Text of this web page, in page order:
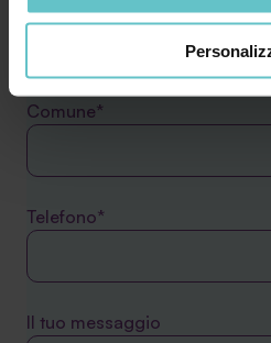
combinarle con altre
che hanno raccolto in base al
cookie potranno essere
quelli tecnici che sono
implementare tutti i cookie.
funzionamento del sito. Per
sopra.
Comune*
Telefono*
Il tuo messaggio